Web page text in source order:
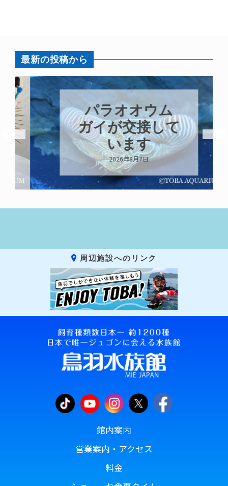
最新の投稿から
パラオオウム
ガイが交接して
います
2026年8月7日
周辺施設へのリンク
館内案内
営業案内・アクセス
料金